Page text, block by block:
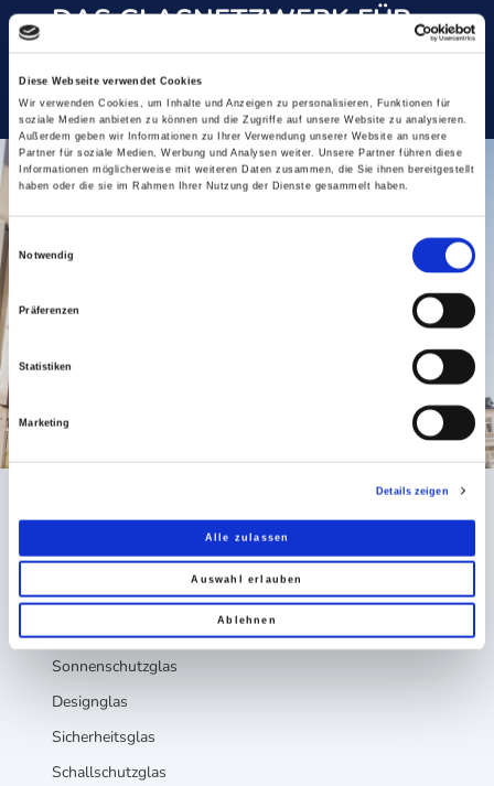
Diese Webseite verwendet Cookies
Wir verwenden Cookies, um Inhalte und Anzeigen zu personalisieren, Funktionen für
soziale Medien anbieten zu können und die Zugriffe auf unsere Website zu analysieren.
Außerdem geben wir Informationen zu Ihrer Verwendung unserer Website an unsere
Partner für soziale Medien, Werbung und Analysen weiter. Unsere Partner führen diese
Informationen möglicherweise mit weiteren Daten zusammen, die Sie ihnen bereitgestellt
haben oder die sie im Rahmen Ihrer Nutzung der Dienste gesammelt haben.
Notwendig
Präferenzen
Statistiken
Marketing
Details zeigen
Alle zulassen
Auswahl erlauben
Ablehnen
DAS GLASNETZWERK FÜR
PROFIS
Wärmeschutz
Sonnenschutzglas
Designglas
Sicherheitsglas
Schallschutzglas